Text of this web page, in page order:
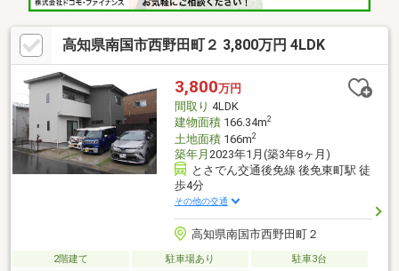
高知県南国市西野田町２ 3,800万円 4LDK
3,800万円
間取り 4LDK
建物面積166.34m2
土地面積166m2
築年月 2023年1月(築3年8ヶ月)
とさでん交通後免線 後免東町駅 徒
歩4分
その他の交通
高知県南国市西野田町２
2階建て 駐車場あり
駐車3台